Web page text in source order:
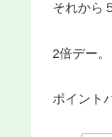
それから
2倍デー。
ポイント